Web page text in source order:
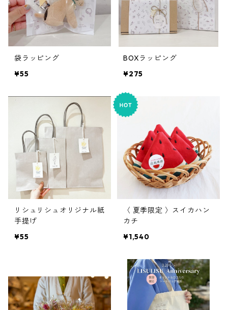
袋ラッピング
¥55
BOXラッピング
¥275
リシュリシュオリジナル紙
手提げ
¥55
〈 夏季限定 〉スイカハン
カチ
¥1,540